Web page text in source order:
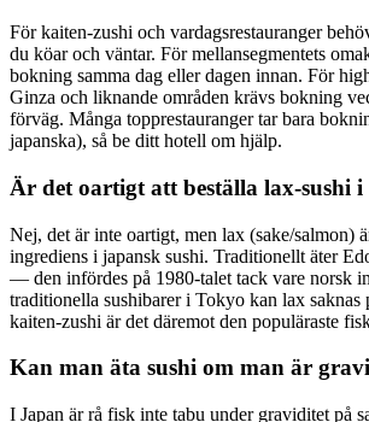
För kaiten-zushi och vardagsrestauranger
du köar och väntar. För mellansegmentets
bokning samma dag eller dagen innan. För
Ginza och liknande områden krävs bokning
förväg. Många topprestauranger tar bara
japanska), så be ditt hotell om hjälp.
Är det oartigt att beställa lax-sushi i
Nej, det är inte oartigt, men lax (sake/salmon)
ingrediens i japansk sushi. Traditionellt äter
— den infördes på 1980-talet tack vare norsk
traditionella sushibarer i Tokyo kan lax saknas
kaiten-zushi är det däremot den populäraste
Kan man äta sushi om man är
I Japan är rå fisk inte tabu under graviditet på